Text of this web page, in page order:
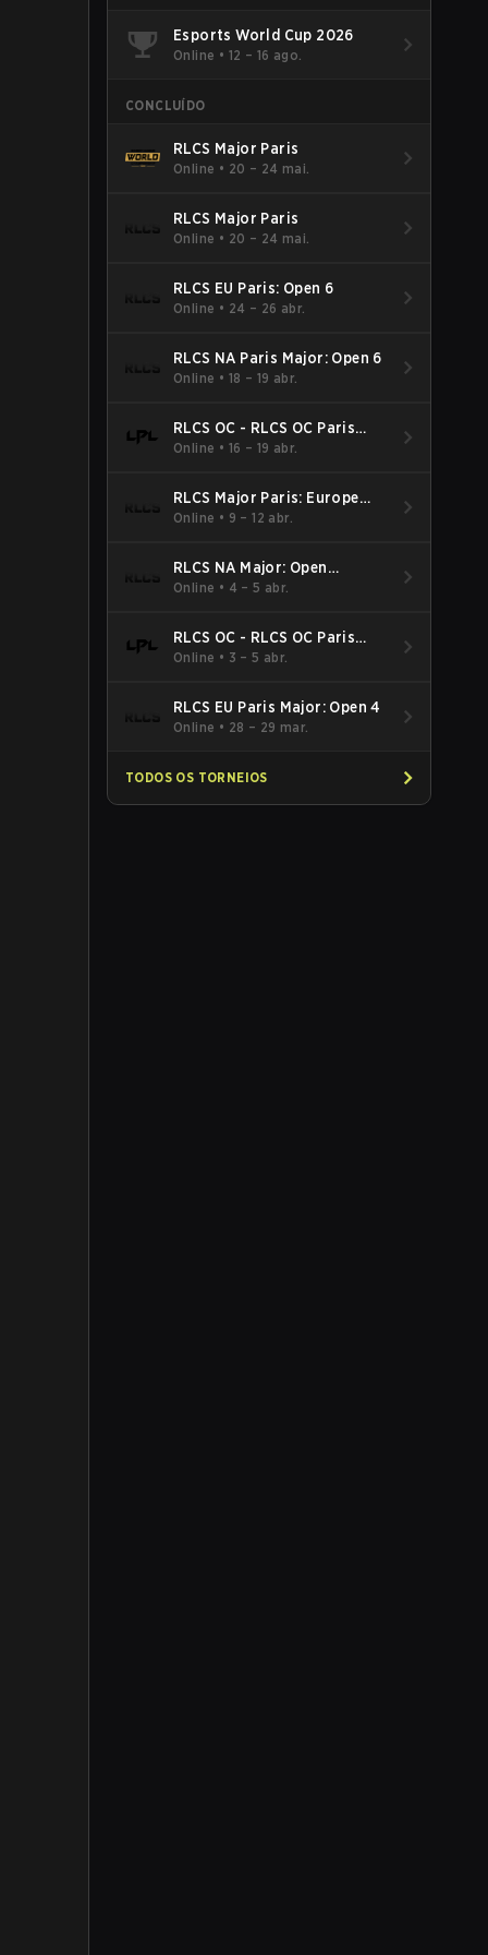
Esports World Cup 2026
Online • 12 – 16 ago.
CONCLUÍDO
RLCS Major Paris
Online • 20 – 24 mai.
RLCS Major Paris
Online • 20 – 24 mai.
RLCS EU Paris: Open 6
Online • 24 – 26 abr.
RLCS NA Paris Major: Open 6
Online • 18 – 19 abr.
RLCS OC - RLCS OC Paris
Major: Open 6
Online • 16 – 19 abr.
RLCS Major Paris: Europe
Open 5
Online • 9 – 12 abr.
RLCS NA Major: Open
Qualifier 5
Online • 4 – 5 abr.
RLCS OC - RLCS OC Paris
Major: Open 5
Online • 3 – 5 abr.
RLCS EU Paris Major: Open 4
Online • 28 – 29 mar.
TODOS OS TORNEIOS